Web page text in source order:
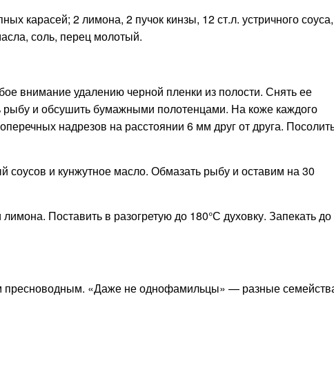
карасей; 2 лимона, 2 пучок кинзы, 12 ст.л. устричного соуса,
соль, перец молотый.
внимание удалению черной пленки из полости. Снять ее
рыбу и обсушить бумажными полотенцами. На коже каждого
надрезов на расстоянии 6 мм друг от друга.
и кунжутное масло. Обмазать рыбу и оставим на 30
Поставить в разогретую до 180°С духовку. Запекать до
пресноводным. «Даже не однофамильцы» — разные